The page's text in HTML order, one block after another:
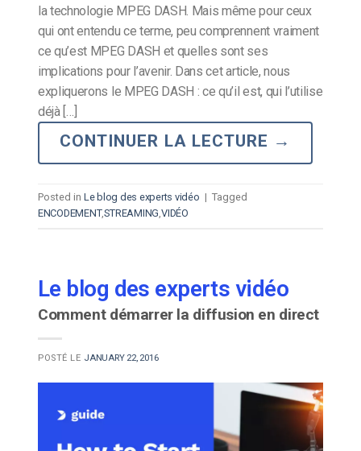
la technologie MPEG DASH. Mais même pour ceux
qui ont entendu ce terme, peu comprennent vraiment
ce qu’est MPEG DASH et quelles sont ses
implications pour l’avenir. Dans cet article, nous
expliquerons le MPEG DASH : ce qu’il est, qui l’utilise
déjà […]
CONTINUER LA LECTURE →
Posted in Le blog des experts vidéo | Tagged
ENCODEMENT,STREAMING,VIDÉO
Le blog des experts vidéo
Comment démarrer la diffusion en direct
POSTÉ LE JANUARY 22, 2016